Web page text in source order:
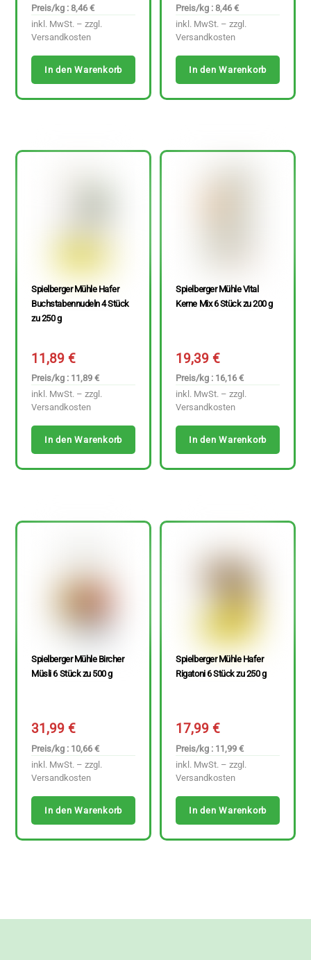
Preis/kg : 8,46 €
inkl. MwSt. – zzgl.
Versandkosten
In den Warenkorb
Preis/kg : 8,46 €
inkl. MwSt. – zzgl.
Versandkosten
In den Warenkorb
Spielberger Mühle Hafer
Buchstabennudeln 4 Stück
zu 250 g
11,89€
Preis/kg : 11,89 €
inkl. MwSt. – zzgl.
Versandkosten
In den Warenkorb
Spielberger Mühle Vital
Kerne Mix 6 Stück zu 200 g
19,39€
Preis/kg : 16,16 €
inkl. MwSt. – zzgl.
Versandkosten
In den Warenkorb
Spielberger Mühle Bircher
Müsli 6 Stück zu 500 g
31,99€
Preis/kg : 10,66 €
inkl. MwSt. – zzgl.
Versandkosten
In den Warenkorb
Spielberger Mühle Hafer
Rigatoni 6 Stück zu 250 g
17,99€
Preis/kg : 11,99 €
inkl. MwSt. – zzgl.
Versandkosten
In den Warenkorb